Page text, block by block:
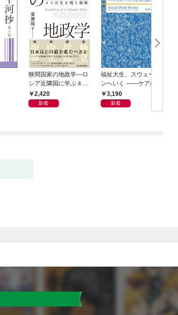
狭間国家の地政学―ロ
シア近隣国に学ぶ４つ
の生き残り戦略
2,420
新着
福祉大生、スウェーデ
ンへいく ――ケアのそ
の先へ――15人が見た
民主主義の景色――
3,190
新着